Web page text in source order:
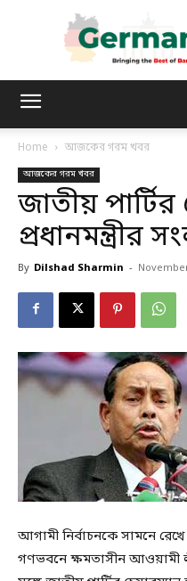
Home আজকের গরম খবর
আজকের গরম খবর
জাতীয় পার্টির
প্রধানমন্ত্রীর
By Dilshad Sharmin -
আগামী নির্বাচনকে সামনে রেখে
গণভবনে ক্ষমতাসীন আওয়ামী